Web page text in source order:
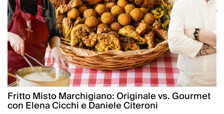
Fritto Misto Marchigiano: Originale vs. Gourmet
con Elena Cicchi e Daniele Citeroni